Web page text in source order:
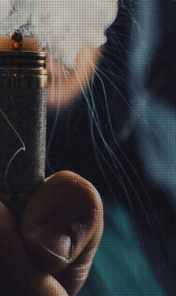
Wir über uns
Zahlungsmöglichkeiten
Versandinformationen
Newsletter